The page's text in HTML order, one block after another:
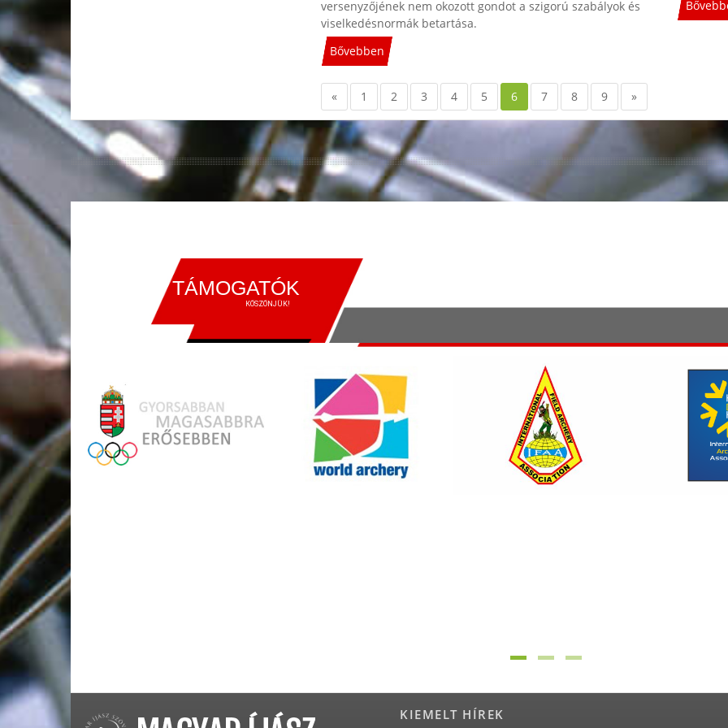
versenyzőjének nem okozott gondot a szigorú szabályok és
viselkedésnormák betartása.
Bővebben
« 1 2 3 4 5 6 7 8 9 »
TÁMOGATÓK
KÖSZÖNJÜK!
KIEMELT HÍREK